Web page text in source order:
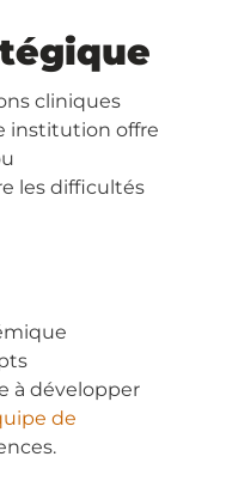
cliniques
institution offre
les difficultés
à développer
de